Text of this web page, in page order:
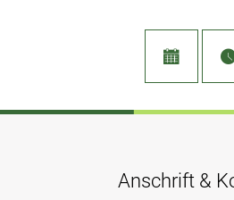
Anschrift &